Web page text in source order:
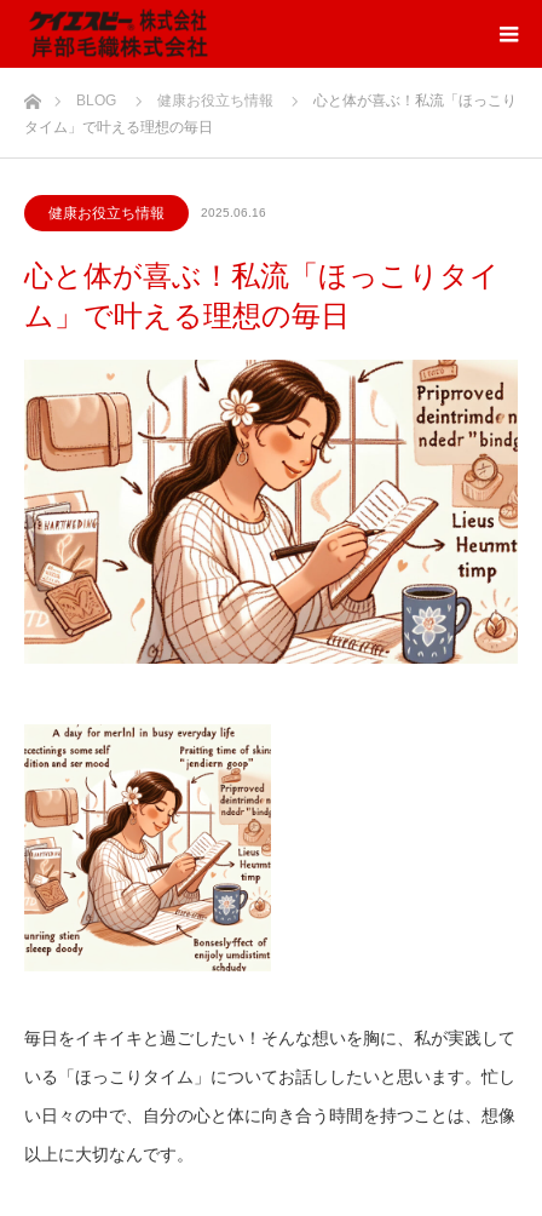
ホームBLOG 健康お役立ち情報
心と体が喜ぶ！私流「ほっこり
タイム」で叶える理想の毎日
健康お役立ち情報 2025.06.16
心と体が喜ぶ！私流「ほっこりタイ
ム」で叶える理想の毎日
毎日をイキイキと過ごしたい！そんな想いを胸に、私が実践して
いる「ほっこりタイム」についてお話ししたいと思います。忙し
い日々の中で、自分の心と体に向き合う時間を持つことは、想像
以上に大切なんです。